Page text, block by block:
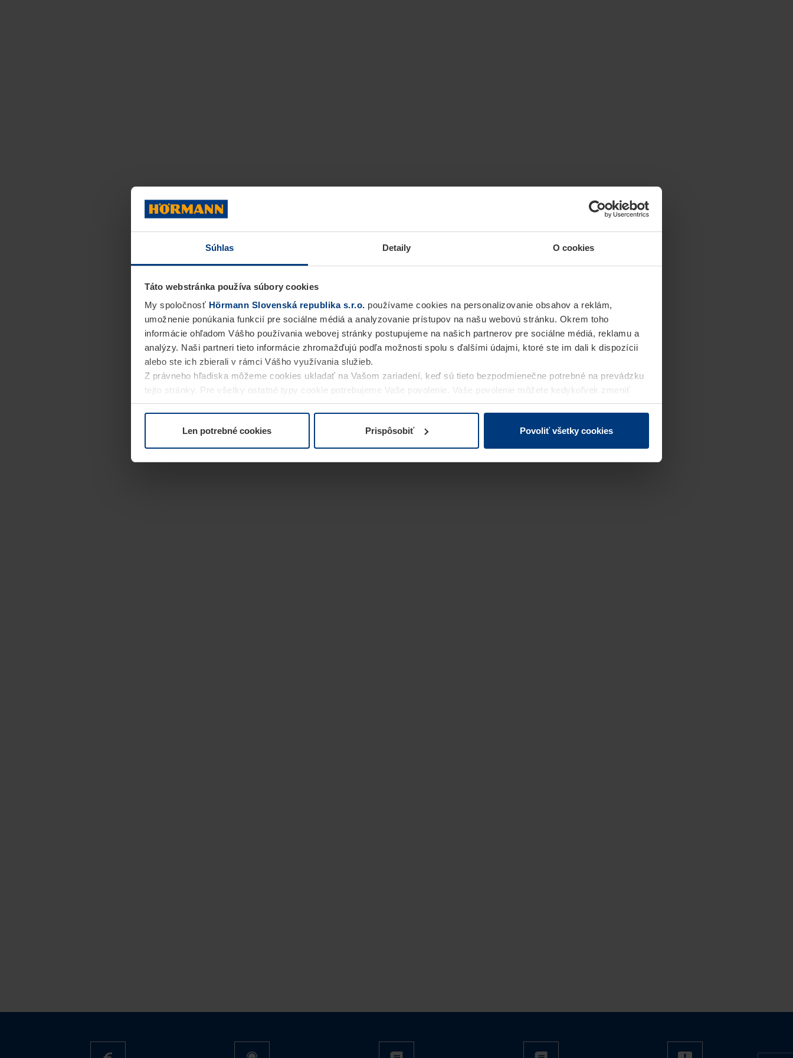
Súhlas Detaily O cookies
Táto webstránka používa súbory cookies
My spoločnosť Hörmann Slovenská republika s.r.o. používame cookies na personalizovanie obsahov a reklám,
umožnenie ponúkania funkcií pre sociálne médiá a analyzovanie prístupov na našu webovú stránku. Okrem toho
informácie ohľadom Vášho používania webovej stránky postupujeme na našich partnerov pre sociálne médiá, reklamu a
analýzy. Naši partneri tieto informácie zhromažďujú podľa možnosti spolu s ďalšími údajmi, ktoré ste im dali k dispozícii
alebo ste ich zbierali v rámci Vášho využívania služieb.
Z právneho hľadiska môžeme cookies ukladať na Vašom zariadení, keď sú tieto bezpodmienečne potrebné na prevádzku
tejto stránky. Pre všetky ostatné typy cookie potrebujeme Vaše povolenie. Vaše povolenie môžete kedykoľvek zmeniť
alebo odvolať vo vysvetlení cookie na stránkeVyhlásenie o ochrane osobných údajovnašej webovej stránky.
Len potrebné cookies Prispôsobiť Povoliť všetky cookies